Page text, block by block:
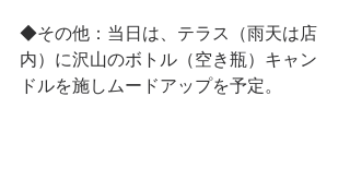
◆その他：当日は、テラス（雨天は店
内）に沢山のボトル（空き瓶）キャン
ドルを施しムードアップを予定。